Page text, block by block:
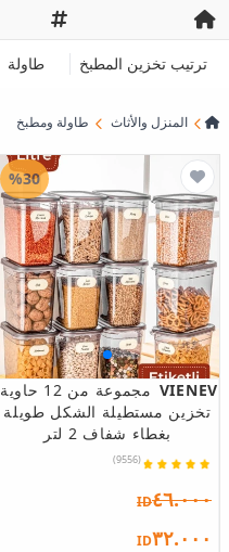
ترتيب تخزين المطبخ طاولة
المنزل والأثاث طاولة ومطبخ
VIENEV
مجموعة من 12 حاوية
تخزين مستطيلة الشكل طويلة
بغطاء شفاف 2 لتر
(9556)
ID٤٦.٠٠٠
ID٣٢.٠٠٠
%30